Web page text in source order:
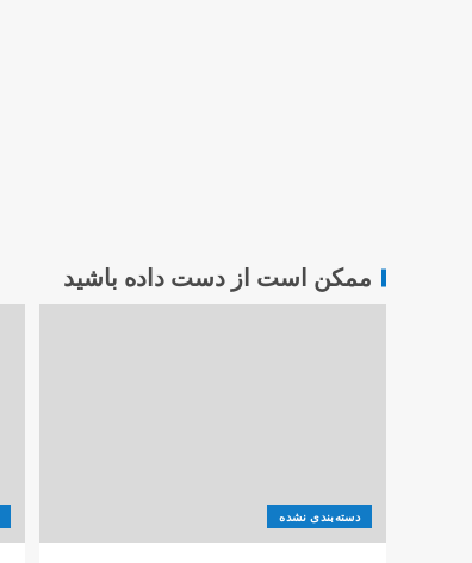
ممکن است از دست داده باشید
دسته‌بندی نشده